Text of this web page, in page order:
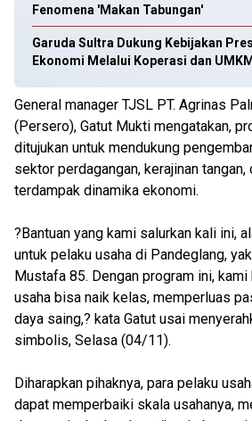
Fenomena 'Makan Tabungan'
Garuda Sultra Dukung Kebijakan
Ekonomi Melalui Koperasi dan UMKM
General manager TJSL PT. Agrinas
(Persero), Gatut Mukti mengatakan,
ditujukan untuk mendukung
sektor perdagangan, kerajinan tangan,
terdampak dinamika ekonomi.
?Bantuan yang kami salurkan kali ini,
untuk pelaku usaha di Pandeglang,
Mustafa 85. Dengan program ini,
usaha bisa naik kelas, memperluas
daya saing,? kata Gatut usai
simbolis, Selasa (04/11).
Diharapkan pihaknya, para pelaku
dapat memperbaiki skala usahanya,